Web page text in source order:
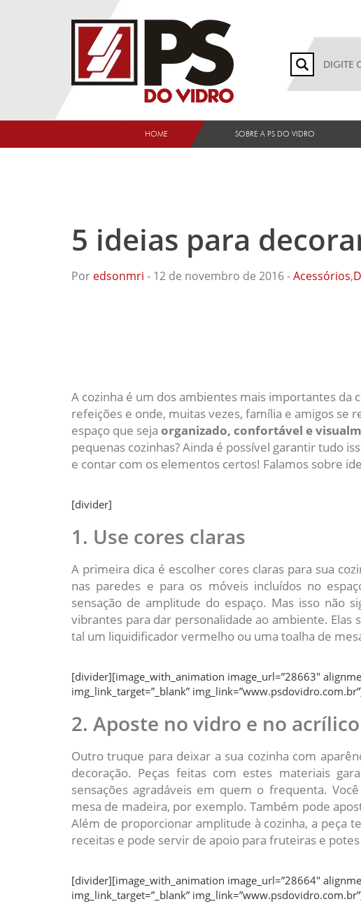
HOME SOBRE A PS DO VIDRO
5 ideias para
Por edsonmri - 12 de novembro de 2016 -Acessórios,
A cozinha é um dos ambientes mais importantes da
refeições e onde, muitas vezes, família e amigos se
espaço que seja organizado, confortável e
pequenas cozinhas? Ainda é possível garantir tudo
e contar com os elementos certos! Falamos sobre
[divider]
1. Use cores claras
A primeira dica é escolher cores claras para sua
nas paredes e para os móveis incluídos no
sensação de amplitude do espaço. Mas isso não
vibrantes para dar personalidade ao ambiente.
tal um liquidificador vermelho ou uma toalha de
[divider][image_with_animation image_url=”28663″
img_link_target=”_blank”
2. Aposte no vidro e no acrílico
Outro truque para deixar a sua cozinha com
decoração. Peças feitas com estes materiais
sensações agradáveis em quem o frequenta.
mesa de madeira, por exemplo. Também pode
Além de proporcionar amplitude à cozinha, a peça
receitas e pode servir de apoio para fruteiras e
[divider][image_with_animation image_url=”28664″
img_link_target=”_blank”